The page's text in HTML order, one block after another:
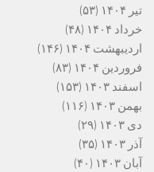
تیر ۱۴۰۴
(۵۳)
خرداد ۱۴۰۴
(۴۸)
اردیبهشت ۱۴۰۴
(۱۴۶)
فروردین ۱۴۰۴
(۸۳)
اسفند ۱۴۰۳
(۱۵۳)
بهمن ۱۴۰۳
(۱۱۶)
دی ۱۴۰۳
(۲۹)
آذر ۱۴۰۳
(۳۵)
آبان ۱۴۰۳
(۴۰)